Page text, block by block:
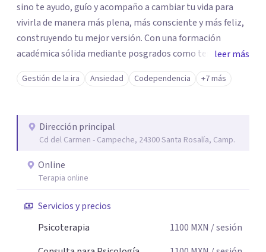
sino te ayudo, guío y acompaño a cambiar tu vida para
vivirla de manera más plena, más consciente y más feliz,
construyendo tu mejor versión. Con una formación
académica sólida mediante posgrados como terapeuta
breve, familiar e infantil, así como con respaldo
profesional y experiencia clínica de más de 26 años y
auténtica y comunicación clara y directa para darte
seguridad emocional y una dirección firme de tu proceso
de cambio.
leer más
Gestión de la ira Ansiedad Codependencia +7 más
Dirección principal
Cd del Carmen - Campeche, 24300 Santa Rosalía, Camp.
Online
Terapia online
Servicios y precios
Psicoterapia
1100 MXN / sesión